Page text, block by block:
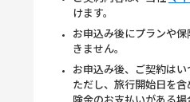
けます。
お申込み後にプランや
きません。
お申込み後、ご契約はい
ただし、旅行開始日を